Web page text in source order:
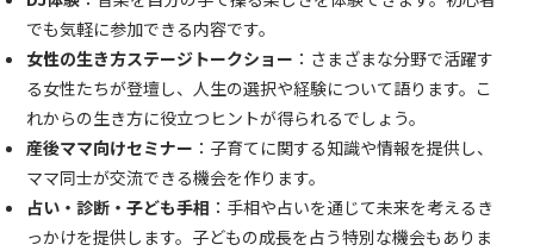
でも気軽に参加できる内容です。
女性の生き方ステージトークショー ：さまざまな分野で活躍す
る女性たちが登壇し、人生の選択や経験について語ります。こ
れからの生き方に役立つヒントが得られるでしょう。
産後ママ向けセミナー ：子育てに関する知識や情報を提供し、
ママ同士が交流できる機会を作ります。
占い・診断・子ども手相 ：手相や占いを通じて未来を考えるき
っかけを提供します。子どもの成長を占う特別な機会もありま